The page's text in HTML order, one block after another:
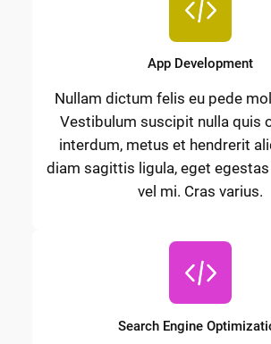
App Development
Nullam dictum felis eu pede
Vestibulum suscipit nulla quis
interdum, metus et hendrerit
diam sagittis ligula, eget
vel mi. Cras varius.
Search Engine